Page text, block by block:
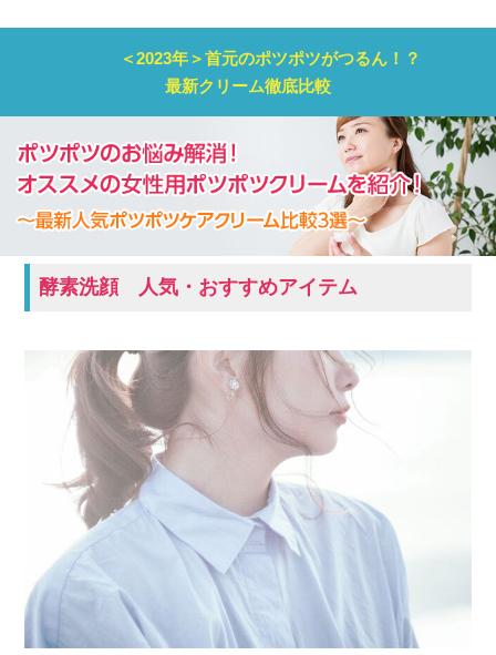
＜2023年＞首元のポツポツがつるん！？
最新クリーム徹底比較
酵素洗顔 人気・おすすめアイテム